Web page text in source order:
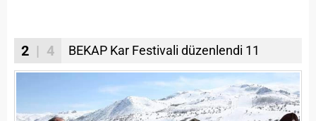
2 | 4 BEKAP Kar Festivali düzenlendi 11